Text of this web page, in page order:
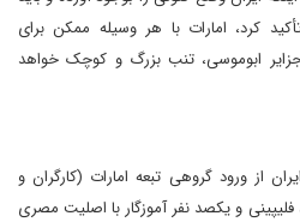
کرد، امارات با هر وسیله ممکن برای
ابوموسی، تنب بزرگ و کوچک خواهد
1992 (2 شهریور 1371) ایران از ورود گروهی تبعه امارات (کارگران و
فلیپینی و یکصد نفر آموزگار با اصلیت مصری